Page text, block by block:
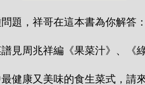
題，祥哥在這本書為你解答
見周兆祥編《果菜汁》、《
健康又美味的食生菜式，請